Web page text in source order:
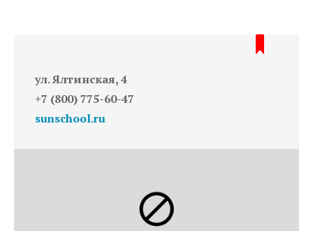
ул. Ялтинская, 4
+7 (800) 775-60-47
sunschool.ru